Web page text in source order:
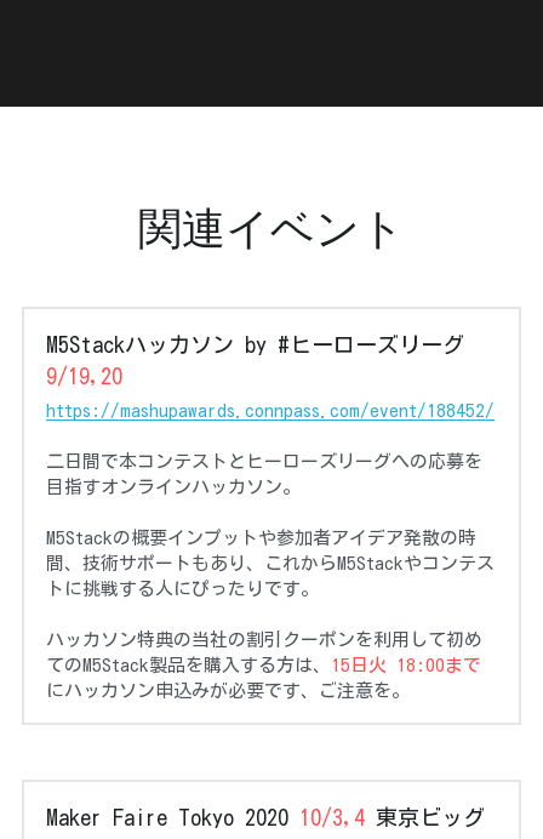
関連イベント
M5Stackハッカソン by #ヒーローズリーグ
9/19,20
https://mashupawards.connpass.com/event/188452/
二日間で本コンテストとヒーローズリーグへの応募を
目指すオンラインハッカソン。
M5Stackの概要インプットや参加者アイデア発散の時
間、技術サポートもあり、これからM5Stackやコンテス
トに挑戦する人にぴったりです。
ハッカソン特典の当社の割引クーポンを利用して初め
てのM5Stack製品を購入する方は、
15日火 18:00まで
にハッカソン申込みが必要です、ご注意を。
Maker Faire Tokyo 2020 10/3,4 東京ビッグ